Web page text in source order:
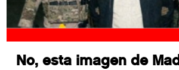
No, esta imagen de